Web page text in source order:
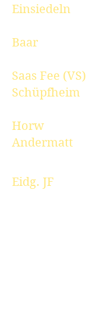
Einsiedeln
Baar
Saas Fee (VS)
Schüpfheim
Horw
Andermatt
Eidg. JF